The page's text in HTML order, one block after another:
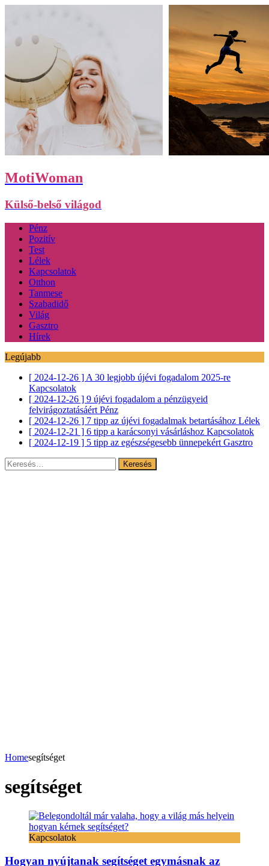
MotiWoman
Külső-belső világod
Pénz
Pozitív
Test
Lélek
Kapcsolatok
Otthon
Tanmese
Szabadidő
Világ
Gasztro
Hírek
Legújabb
[ 2024-12-26 ] A 30 legjobb újévi fogadalom 2025-re
Kapcsolatok
[ 2024-12-26 ] 9 újévi fogadalom a pénzügyeid
felvirágoztatásáért Pénz
[ 2024-12-26 ] 7 tipp az újévi fogadalmak betartásához Lélek
[ 2024-12-21 ] 6 tipp a karácsonyi vásárláshoz Kapcsolatok
[ 2024-12-19 ] 5 tipp az egészségesebb ünnepekért Gasztro
Keresés:
Homesegítséget
segítséget
Kapcsolatok
Hogyan nyújtanak segítséget egymásnak az